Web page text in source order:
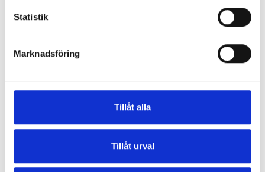
Statistik
Marknadsföring
Tillåt alla
Tillåt urval
Vasatiden och tiderna däremellan. Eva berättar
Rådhustorget lördag 8 augusti kl 14.00 .
Datum & klockslag(1)
Datum Tid
Arena/Plats